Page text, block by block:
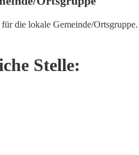
die lokale Gemeinde/
Stelle: